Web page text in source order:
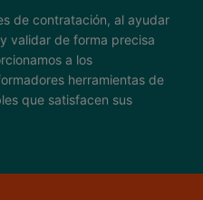
de contratación, al ayudar
validar de forma precisa
a los
herramientas de
que satisfacen sus